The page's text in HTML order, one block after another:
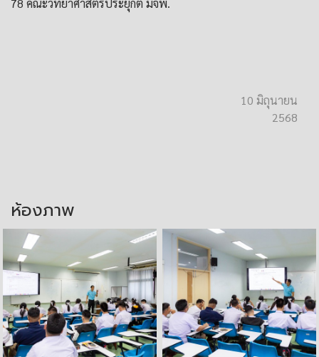
78 คณะวิทยาศาสตร์ประยุกต์ มจพ.
10 มิถุนายน
2568
ห้องภาพ